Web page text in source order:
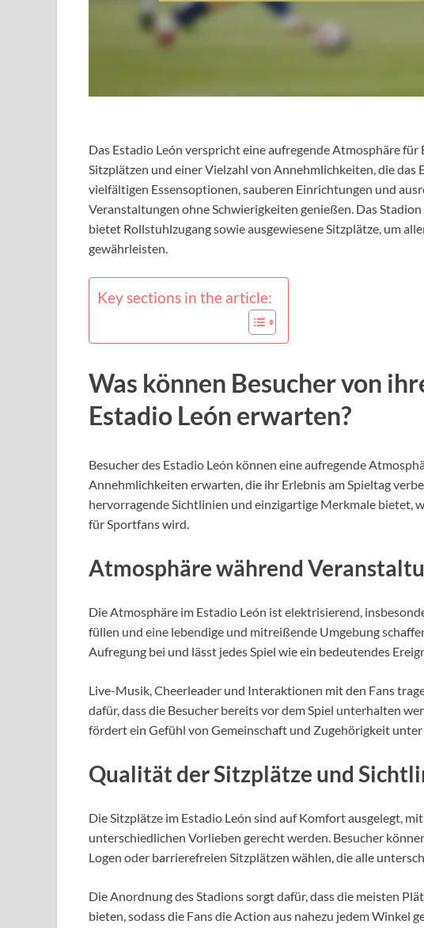
Das Estadio León verspricht eine aufregende Atmosphäre
Sitzplätzen und einer Vielzahl von Annehmlichkeiten, die das
vielfältigen Essensoptionen, sauberen Einrichtungen und
Veranstaltungen ohne Schwierigkeiten genießen. Das
bietet Rollstuhlzugang sowie ausgewiesene Sitzplätze, um
gewährleisten.
Key sections in the article:
Was können Besucher von
Estadio León erwarten?
Besucher des Estadio León können eine aufregende
Annehmlichkeiten erwarten, die ihr Erlebnis am Spieltag
hervorragende Sichtlinien und einzigartige Merkmale bietet,
für Sportfans wird.
Atmosphäre während
Die Atmosphäre im Estadio León ist elektrisierend,
füllen und eine lebendige und mitreißende Umgebung
Aufregung bei und lässt jedes Spiel wie ein bedeutendes
Live-Musik, Cheerleader und Interaktionen mit den Fans
dafür, dass die Besucher bereits vor dem Spiel unterhalten
fördert ein Gefühl von Gemeinschaft und Zugehörigkeit
Qualität der Sitzplätze und
Die Sitzplätze im Estadio León sind auf Komfort ausgelegt,
unterschiedlichen Vorlieben gerecht werden. Besucher
Logen oder barrierefreien Sitzplätzen wählen, die alle
Die Anordnung des Stadions sorgt dafür, dass die meisten
bieten, sodass die Fans die Action aus nahezu jedem Winkel